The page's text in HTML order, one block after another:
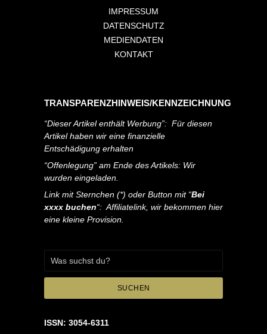
IMPRESSUM
DATENSCHUTZ
MEDIENDATEN
KONTAKT
TRANSPARENZHINWEIS/KENNZEICHNUNG
“Dieser Artikel enthält Werbung”: Für diesen
Artikel haben wir eine finanzielle
Entschädigung erhalten
“Offenlegung” am Ende des Artikels: Wir
wurden eingeladen.
Link mit Sternchen (*) oder Button mit “Bei
xxxx buchen“: Affiliatelink, wir bekommen hier
eine kleine Provision.
SUCHEN
ISSN: 3054-6311